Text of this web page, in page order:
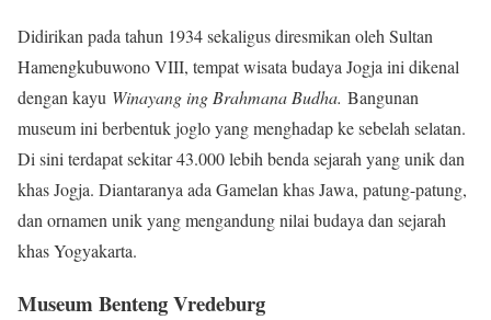
Didirikan pada tahun 1934 sekaligus diresmikan oleh Sultan
Hamengkubuwono VIII, tempat wisata budaya Jogja ini dikenal
dengan kayu Winayang ing Brahmana Budha. Bangunan
museum ini berbentuk joglo yang menghadap ke sebelah selatan.
Di sini terdapat sekitar 43.000 lebih benda sejarah yang unik dan
khas Jogja. Diantaranya ada Gamelan khas Jawa, patung-patung,
dan ornamen unik yang mengandung nilai budaya dan sejarah
khas Yogyakarta.
Museum Benteng Vredeburg